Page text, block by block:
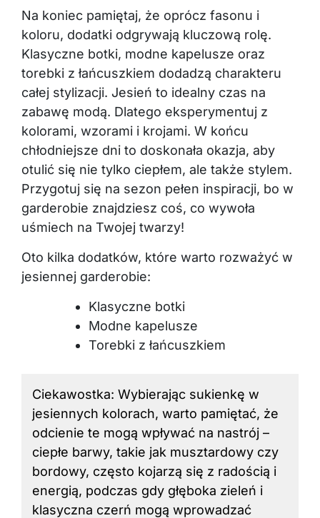
Na koniec pamiętaj, że oprócz fasonu i
koloru, dodatki odgrywają kluczową rolę.
Klasyczne botki, modne kapelusze oraz
torebki z łańcuszkiem dodadzą charakteru
całej stylizacji. Jesień to idealny czas na
zabawę modą. Dlatego eksperymentuj z
kolorami, wzorami i krojami. W końcu
chłodniejsze dni to doskonała okazja, aby
otulić się nie tylko ciepłem, ale także stylem.
Przygotuj się na sezon pełen inspiracji, bo w
garderobie znajdziesz coś, co wywoła
uśmiech na Twojej twarzy!
Oto kilka dodatków, które warto rozważyć w
jesiennej garderobie:
Klasyczne botki
Modne kapelusze
Torebki z łańcuszkiem
Ciekawostka: Wybierając sukienkę w
jesiennych kolorach, warto pamiętać, że
odcienie te mogą wpływać na nastrój –
ciepłe barwy, takie jak musztardowy czy
bordowy, często kojarzą się z radością i
energią, podczas gdy głęboka zieleń i
klasyczna czerń mogą wprowadzać